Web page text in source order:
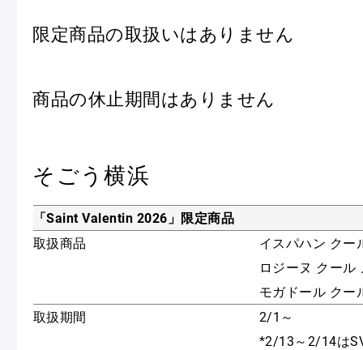
限定商品の取扱いはありません
商品の休止期間はありません
そごう横浜
「Saint Valentin 2026」限定商品
取扱商品
イスパハン クー
ロジーヌ クール
モガドール クー
取扱期間
2/1～
*2/13～2/14は